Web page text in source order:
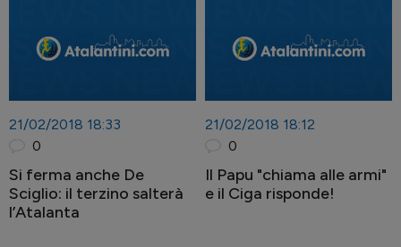
21/02/2018 18:33
0
Si ferma anche De
Sciglio: il terzino salterà
l’Atalanta
21/02/2018 18:12
0
Il Papu "chiama alle armi"
e il Ciga risponde!